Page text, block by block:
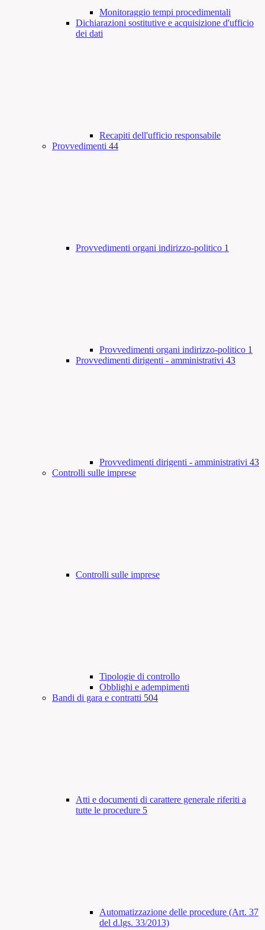
Monitoraggio tempi procedimentali
Dichiarazioni sostitutive e acquisizione d'ufficio
dei dati
Recapiti dell'ufficio responsabile
Provvedimenti 44
Provvedimenti organi indirizzo-politico 1
Provvedimenti organi indirizzo-politico 1
Provvedimenti dirigenti - amministrativi 43
Provvedimenti dirigenti - amministrativi 43
Controlli sulle imprese
Controlli sulle imprese
Tipologie di controllo
Obblighi e adempimenti
Bandi di gara e contratti 504
Atti e documenti di carattere generale riferiti a
tutte le procedure 5
Automatizzazione delle procedure (Art. 37
del d.lgs. 33/2013)